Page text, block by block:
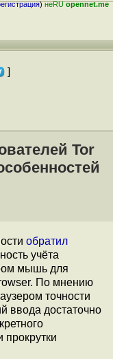
)неRUopennet.me
]
Tor
обратил
учёта
мышь для
По мнению
точности
ввода достаточно
прокрутки